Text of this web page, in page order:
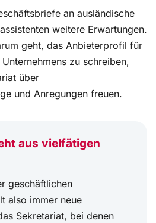
an ausländische
weitere Erwartungen.
geht, das Anbieterprofil für
zu schreiben,
über
und Anregungen freuen.
aus vielfätigen
geschäftlichen
also immer neue
Sekretariat, bei denen